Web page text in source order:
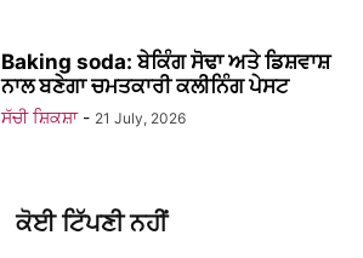
Baking soda: ਬੇਕਿੰਗ ਸੋਢਾ ਅਤੇ ਡਿਸ਼ਵਾਸ਼
ਨਾਲ ਬਣੇਗਾ ਚਮਤਕਾਰੀ ਕਲੀਨਿੰਗ ਪੇਸਟ
ਸੱਚੀ ਸ਼ਿਕਸ਼ਾ - 21 July, 2026
ਕੋਈ ਟਿੱਪਣੀ ਨਹੀਂ